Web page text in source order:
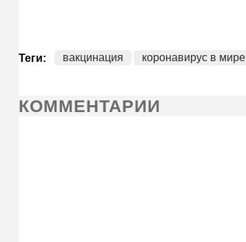
Теги: вакцинация коронавирус в мире
КОММЕНТАРИИ